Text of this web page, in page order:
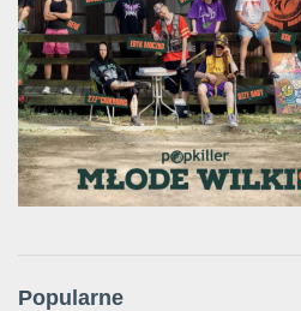
Popularne